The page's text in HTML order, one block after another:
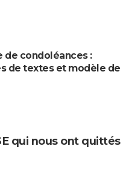
de condoléances :
de textes et modèle de
qui nous ont quittés